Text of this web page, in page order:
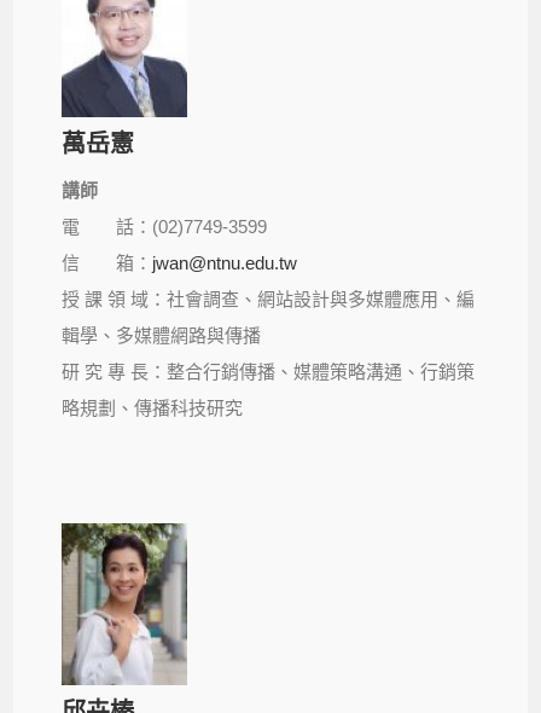
萬岳憲
講師
電 話：(02)7749-3599
信 箱： jwan@ntnu.edu.tw
授 課 領 域：社會調查、網站設計與多媒體應用、編
輯學、多媒體網路與傳播
研 究 專 長：整合行銷傳播、媒體策略溝通、行銷策
略規劃、傳播科技研究